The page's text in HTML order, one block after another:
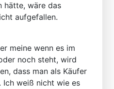
hätte, wäre das
aufgefallen.
meine wenn es im
noch steht, wird
dass man als Käufer
Ich weiß nicht wie es